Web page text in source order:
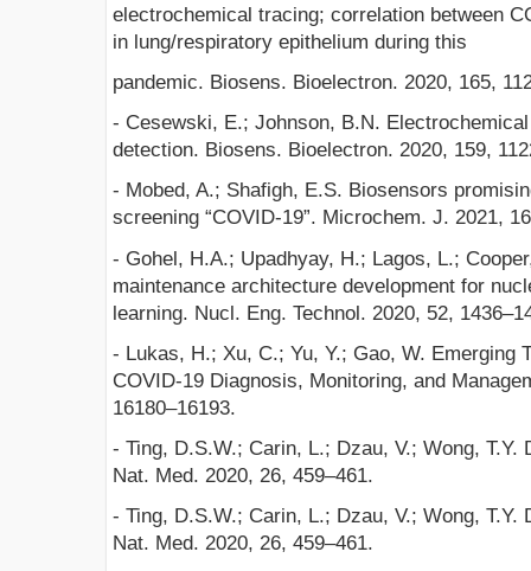
electrochemical tracing; correlation between
in lung/respiratory epithelium during this
pandemic. Biosens. Bioelectron. 2020, 165,
- Cesewski, E.; Johnson, B.N.
detection. Biosens. Bioelectron. 2020, 159,
- Mobed, A.; Shafigh, E.S. Biosensors
screening “COVID-19”. Microchem. J. 2021,
- Gohel, H.A.; Upadhyay, H.; Lagos, L.;
maintenance architecture development for
learning. Nucl. Eng. Technol. 2020, 52,
- Lukas, H.; Xu, C.; Yu, Y.; Gao, W. Emerging
COVID-19 Diagnosis, Monitoring, and
16180–16193.
- Ting, D.S.W.; Carin, L.; Dzau, V.; Wong, T.Y.
Nat. Med. 2020, 26, 459–461.
- Ting, D.S.W.; Carin, L.; Dzau, V.; Wong, T.Y.
Nat. Med. 2020, 26, 459–461.